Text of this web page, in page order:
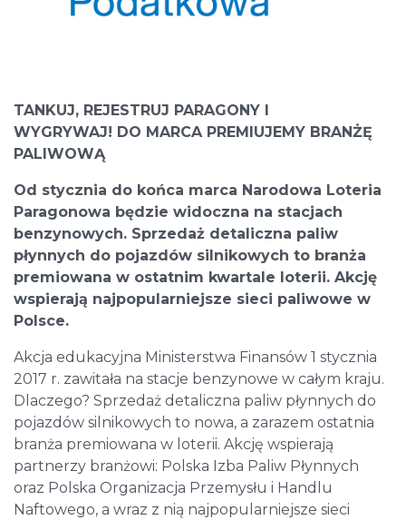
TANKUJ, REJESTRUJ PARAGONY
WYGRYWAJ! DO MARCA PREMIUJEMY BRANŻĘ
PALIWOWĄ
Od stycznia do końca marca Narodowa Loteria
Paragonowa będzie widoczna na stacjach
benzynowych. Sprzedaż detaliczna paliw
płynnych do pojazdów silnikowych to branża
premiowana w ostatnim kwartale loterii. Akcję
wspierają najpopularniejsze sieci paliwowe w
Polsce.
Akcja edukacyjna Ministerstwa Finansów 1 stycznia
2017 r. zawitała na stacje benzynowe w całym kraju.
Dlaczego? Sprzedaż detaliczna paliw płynnych do
pojazdów silnikowych to nowa, a zarazem ostatnia
branża premiowana w loterii. Akcję wspierają
partnerzy branżowi: Polska Izba Paliw Płynnych
oraz Polska Organizacja Przemysłu i Handlu
Naftowego, a wraz z nią najpopularniejsze sieci